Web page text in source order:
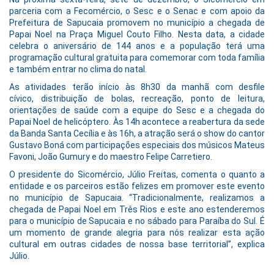
parceria com a Fecomércio, o Sesc e o Senac e com apoio da
Prefeitura de Sapucaia promovem no município a chegada de
Papai Noel na Praça Miguel Couto Filho. Nesta data, a cidade
celebra o aniversário de 144 anos e a população terá uma
programação cultural gratuita para comemorar com toda família
e também entrar no clima do natal.
As atividades terão início às 8h30 da manhã com desfile
cívico, distribuição de bolas, recreação, ponto de leitura,
orientações de saúde com a equipe do Sesc e a chegada do
Papai Noel de helicóptero. Às 14h acontece a reabertura da sede
da Banda Santa Cecília e às 16h, a atração será o show do cantor
Gustavo Boná com participações especiais dos músicos Mateus
Favoni, João Gumury e do maestro Felipe Carretiero.
O presidente do Sicomércio, Júlio Freitas, comenta o quanto a
entidade e os parceiros estão felizes em promover este evento
no município de Sapucaia. “Tradicionalmente, realizamos a
chegada de Papai Noel em Três Rios e este ano estenderemos
para o município de Sapucaia e no sábado para Paraíba do Sul. É
um momento de grande alegria para nós realizar esta ação
cultural em outras cidades de nossa base territorial”, explica
Júlio.